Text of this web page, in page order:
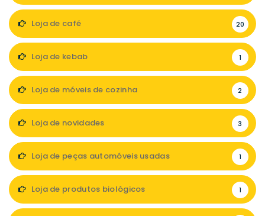
Loja de café 20
Loja de kebab 1
Loja de móveis de cozinha 2
Loja de novidades 3
Loja de peças automóveis usadas 1
Loja de produtos biológicos 1